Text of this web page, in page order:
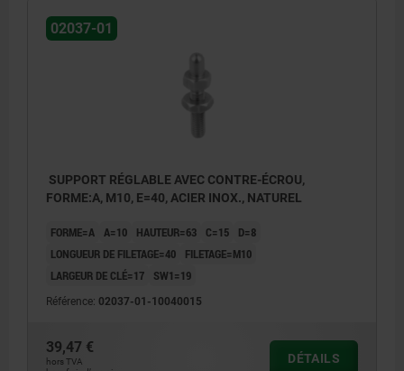
02037-01
SUPPORT RÉGLABLE AVEC CONTRE-ÉCROU,
FORME:A, M10, E=40, ACIER INOX., NATUREL
FORME=A A=10 HAUTEUR=63 C=15
D=8
LONGUEUR DE FILETAGE=40
FILETAGE=M10
LARGEUR DE CLÉ=17
SW1=19
Référence: 02037-01-10040015
39,47 €
hors TVA
DÉTAILS